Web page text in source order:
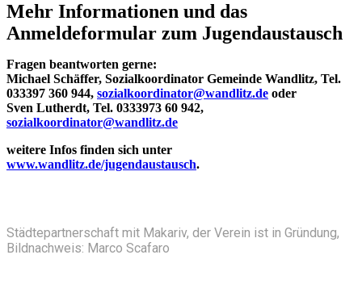
Mehr Informationen und das
Anmeldeformular zum Jugendaustausch
Fragen beantworten gerne:
Michael Schäffer, Sozialkoordinator Gemeinde Wandlitz, Tel.
033397 360 944, sozialkoordinator@wandlitz.de oder
Sven Lutherdt, Tel. 0333973 60 942,
sozialkoordinator@wandlitz.de
weitere Infos finden sich unter
www.wandlitz.de/jugendaustausch.
Städtepartnerschaft mit Makariv, der Verein ist in Gründung,
Bildnachweis: Marco Scafaro